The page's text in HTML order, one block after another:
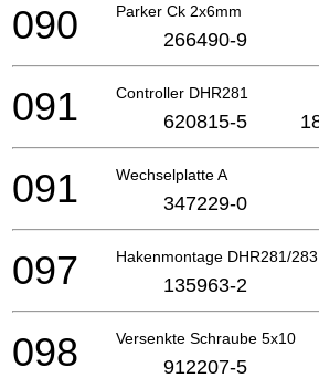
Parker Ck 2x6mm
090 266490-9
Controller DHR281
091 620815-5
Wechselplatte A
091 347229-0
Hakenmontage DHR281/283
097 135963-2
Versenkte Schraube 5x10
098 912207-5